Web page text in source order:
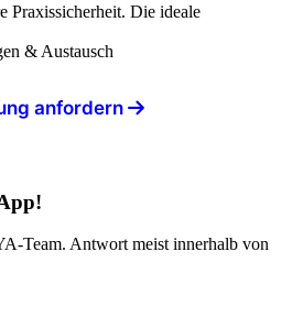
Praxissicherheit. Die ideale
& Austausch
anfordern
Team. Antwort meist innerhalb von